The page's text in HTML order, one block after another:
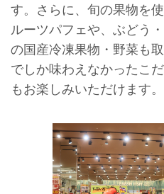
す。さらに、旬の果物を
ルーツパフェや、ぶどう
の国産冷凍果物・野菜も
でしか味わえなかったこ
もお楽しみいただけます。